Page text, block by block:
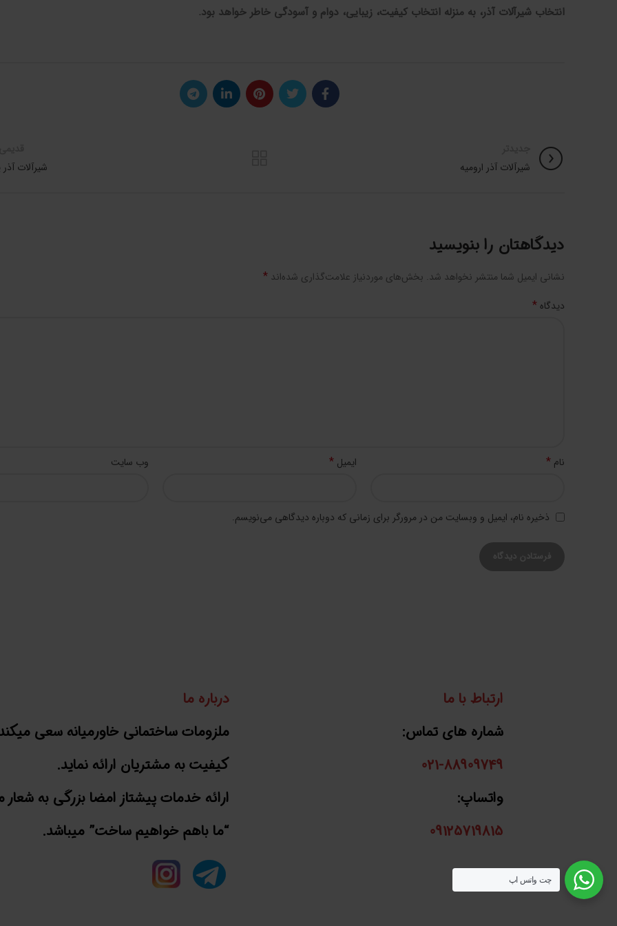
انتخاب شیرآلات آذر، به منزله انتخاب کیفیت، زیبایی، دوام و آسودگی خاطر خواهد بود.
شیرآلات آذر ارومیه
شیرآلات آذر
دیدگاهتان را بنویسید
نشانی ایمیل شما منتشر نخواهد شد. بخش‌های موردنیاز علامت‌گذاری شده‌اند *
دیدگاه*
نام * ایمیل* وب‌ سایت
ذخیره نام، ایمیل و وبسایت من در مرورگر برای زمانی که دوباره دیدگاهی می‌نویسم.
درباره ما
ملزومات ساختمانی خاورمیانه سعی
کیفیت به مشتریان ارائه نماید.
ارائه خدمات پیشتاز امضا بزرگی به شعار
“ما باهم خواهیم ساخت” میباشد.
ارتباط با ما
شماره های تماس:
021-88909749
واتساپ:
09125719815
چت واتس اپ